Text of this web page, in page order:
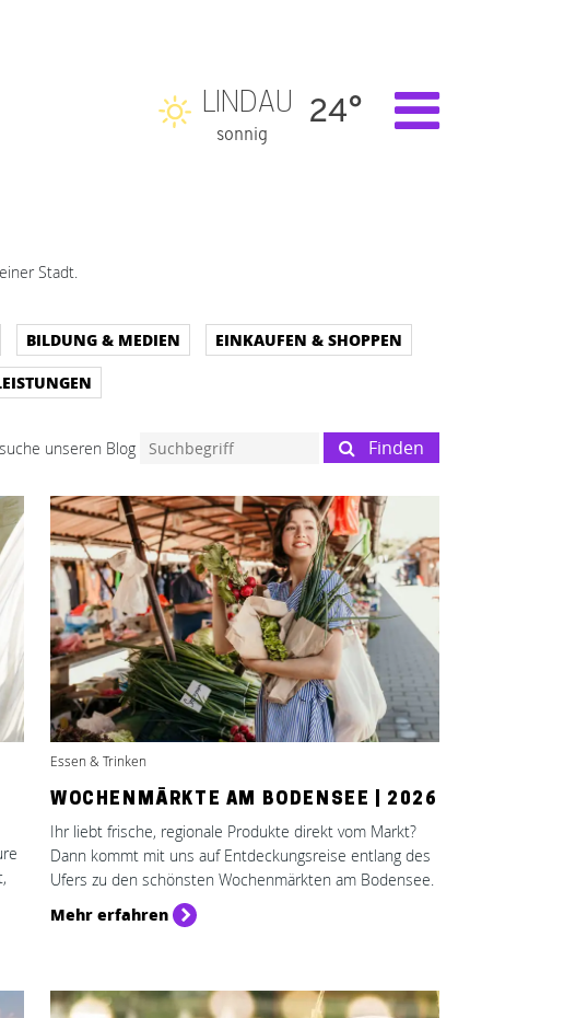
LINDAU
sonnig
24°
Stadt.
BILDUNG & MEDIEN
EINKAUFEN & SHOPPEN
unseren Blog Finden
Essen & Trinken
WOCHENMÄRKTE AM BODENSEE | 2026
Ihr liebt frische, regionale Produkte direkt vom Markt?
Dann kommt mit uns auf Entdeckungsreise entlang des
Ufers zu den schönsten Wochenmärkten am Bodensee.
Mehr erfahren